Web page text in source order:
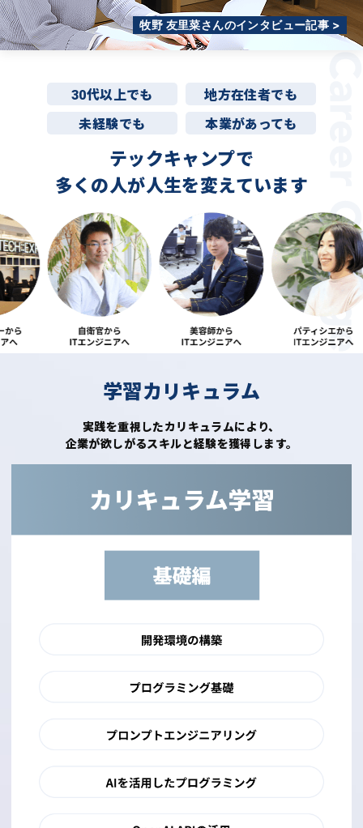
牧野 友里菜さんのインタビュー記事 >
30代以上でも
地方在住者でも
未経験でも
本業があっても
テックキャンプで
多くの人が人生を変えています
学習カリキュラム
実践を重視したカリキュラムにより、
企業が欲しがるスキルと経験を獲得します。